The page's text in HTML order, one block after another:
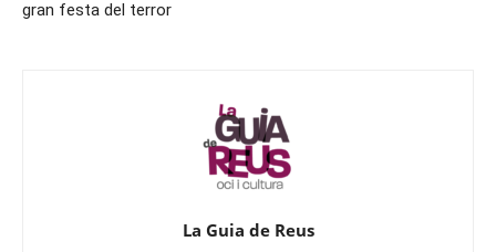
gran festa del terror
La Guia de Reus